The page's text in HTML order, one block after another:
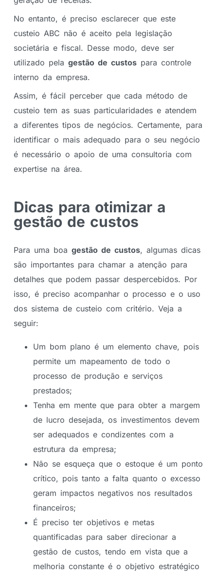
No entanto, é preciso esclarecer que este
custeio ABC não é aceito pela legislação
societária e fiscal. Desse modo, deve ser
utilizado pela gestão de custos para controle
interno da empresa.
Assim, é fácil perceber que cada método de
custeio tem as suas particularidades e atendem
a diferentes tipos de negócios. Certamente, para
identificar o mais adequado para o seu negócio
é necessário o apoio de uma consultoria com
expertise na área.
Dicas para otimizar a
gestão de custos
Para uma boa gestão de custos, algumas dicas
são importantes para chamar a atenção para
detalhes que podem passar despercebidos. Por
isso, é preciso acompanhar o processo e o uso
dos sistema de custeio com critério. Veja a
seguir:
Um bom plano é um elemento chave, pois
permite um mapeamento de todo o
processo de produção e serviços
prestados;
Tenha em mente que para obter a margem
de lucro desejada, os investimentos devem
ser adequados e condizentes com a
estrutura da empresa;
Não se esqueça que o estoque é um ponto
crítico, pois tanto a falta quanto o excesso
geram impactos negativos nos resultados
financeiros;
É preciso ter objetivos e metas
quantificadas para saber direcionar a
gestão de custos, tendo em vista que a
melhoria constante é o objetivo estratégico